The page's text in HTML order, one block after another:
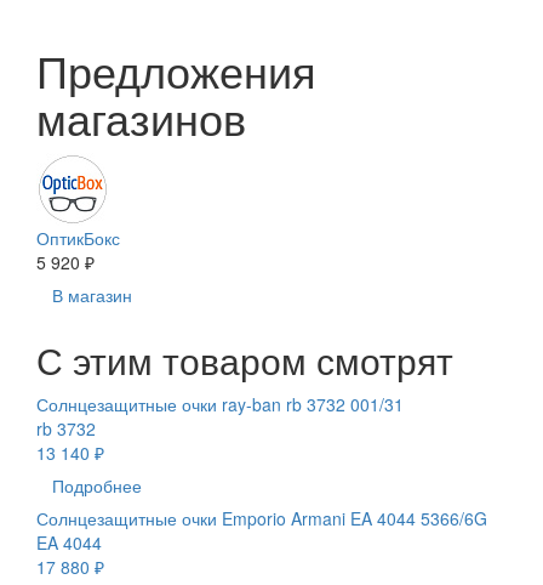
Предложения
магазинов
ОптикБокс
5 920 ₽
В магазин
С этим товаром смотрят
Солнцезащитные очки ray-ban rb 3732 001/31
rb 3732
13 140 ₽
Подробнее
Солнцезащитные очки Emporio Armani EA 4044 5366/6G
EA 4044
17 880 ₽